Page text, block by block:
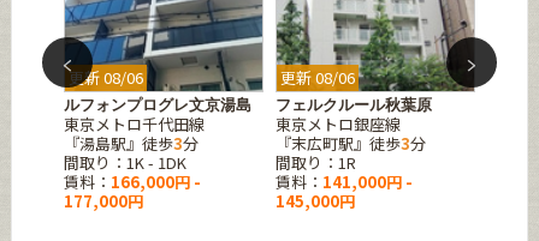
更新 08/06
ルフォンプログレ文京湯島
東京メトロ千代田線
『湯島駅』徒歩3分
間取り：1K - 1DK
賃料： 166,000円 -
177,000円
更新 08/06
フェルクルール秋葉原
東京メトロ銀座線
『末広町駅』徒歩3分
間取り：1R
賃料： 141,000円 -
145,000円
更新